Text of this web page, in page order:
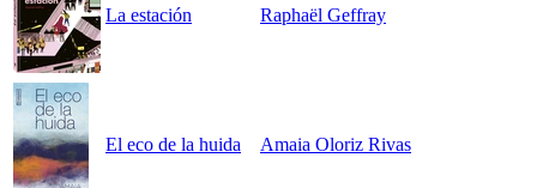
La estación Raphaël Geffray
El eco de la huida Amaia Oloriz Rivas